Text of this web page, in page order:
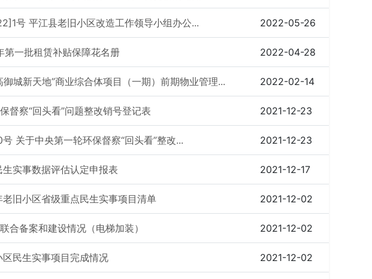
号 平江县老旧小区改造工作领导小组办公... 2022-05-26
一批租赁补贴保障花名册 2022-04-28
御城新天地”商业综合体项目（一期）前期物业管理... 2022-02-14
督察“回头看”问题整改销号登记表 2021-12-23
关于中央第一轮环保督察“回头看”整改... 2021-12-23
实事数据评估认定申报表 2021-12-17
旧小区省级重点民生实事项目清单 2021-12-02
合备案和建设情况（电梯加装） 2021-12-02
民生实事项目完成情况 2021-12-02